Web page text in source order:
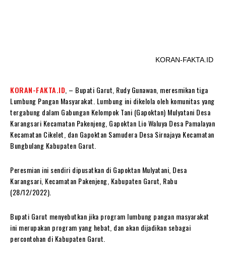
KORAN-FAKTA.ID
KORAN-FAKTA.ID , – Bupati Garut, Rudy Gunawan, meresmikan tiga
Lumbung Pangan Masyarakat. Lumbung ini dikelola oleh komunitas yang
tergabung dalam Gabungan Kelompok Tani (Gapoktan) Mulyatani Desa
Karangsari Kecamatan Pakenjeng, Gapoktan Lio Waluya Desa Pamalayan
Kecamatan Cikelet, dan Gapoktan Samudera Desa Sirnajaya Kecamatan
Bungbulang Kabupaten Garut.
Peresmian ini sendiri dipusatkan di Gapoktan Mulyatani, Desa
Karangsari, Kecamatan Pakenjeng, Kabupaten Garut, Rabu
(28/12/2022).
Bupati Garut menyebutkan jika program lumbung pangan masyarakat
ini merupakan program yang hebat, dan akan dijadikan sebagai
percontohan di Kabupaten Garut.